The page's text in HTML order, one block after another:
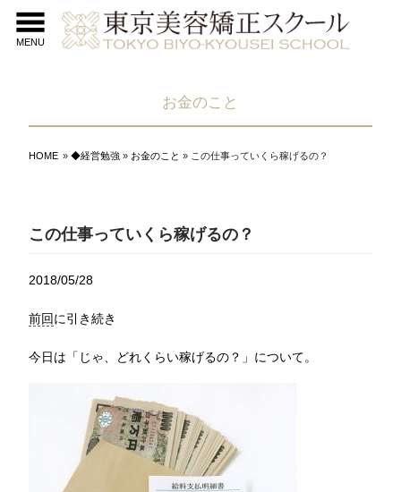
MENU
お金のこと
HOME »◆経営勉強 » お金のこと » この仕事っていくら稼げるの？
この仕事っていくら稼げるの？
2018/05/28
前回に引き続き
今日は「じゃ、どれくらい稼げるの？」について。